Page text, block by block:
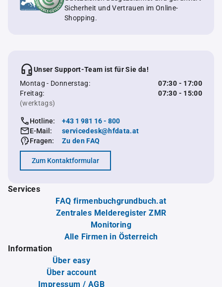
Sicherheit und Vertrauen im Online-
Shopping.
Unser Support-Team ist für Sie da!
Montag - Donnerstag:
07:30 - 17:00
Freitag:
07:30 - 15:00
(werktags)
Hotline:
+43 1 981 16 - 800
E-Mail:
servicedesk@hfdata.at
Fragen:
Zu den FAQ
Zum Kontaktformular
Services
FAQ firmenbuchgrundbuch.at
Zentrales Melderegister ZMR
Monitoring
Alle Firmen in Österreich
Information
Über easy
Über account
Impressum / AGB